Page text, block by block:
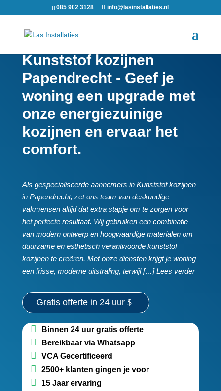
085 902 3128 info@lasinstallaties.nl
Kunststof kozijnen
Papendrecht - Geef je
woning een upgrade met
onze energiezuinige
kozijnen en ervaar het
comfort.
Als gespecialiseerde aannemers in Kunststof kozijnen
in Papendrecht, zet ons team van deskundige
vakmensen altijd dat extra stapje om te zorgen voor
het perfecte resultaat.​ Wij gebruiken een combinatie
van modern ontwerp en hoogwaardige materialen om
duurzame en esthetisch verantwoorde kunststof
kozijnen te creëren.​ Met onze diensten krijgt je woning
een frisse, moderne uitstraling, terwijl […] Lees verder
Gratis offerte in 24 uur
Binnen 24 uur gratis offerte
Bereikbaar via Whatsapp
VCA Gecertificeerd
2500+ klanten gingen je voor
15 Jaar ervaring